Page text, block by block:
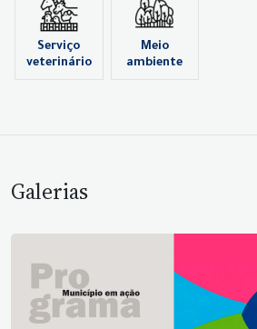
Serviço
veterinário
Meio
ambiente
Galerias